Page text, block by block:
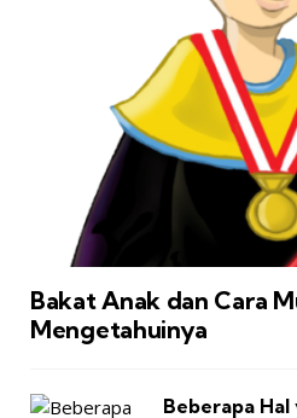
Bakat Anak dan Cara
Mengetahuinya
Beberapa Hal